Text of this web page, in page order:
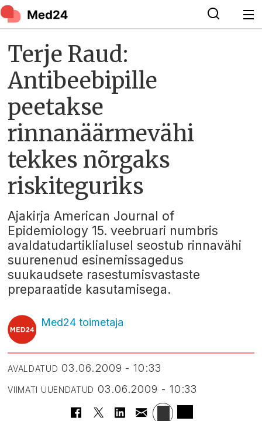
Terje Raud:
Antibeebipille
peetakse
rinnanäärmevähi
tekkes nõrgaks
riskiteguriks
Ajakirja American Journal of
Epidemiology 15. veebruari numbris
avaldatudartiklialusel seostub rinnavähi
suurenenud esinemissagedus
suukaudsete rasestumisvastaste
preparaatide kasutamisega.
Med24 toimetaja
AVALDATUD 03.06.2009 - 10:33
VIIMATI UUENDATUD 03.06.2009 - 10:33